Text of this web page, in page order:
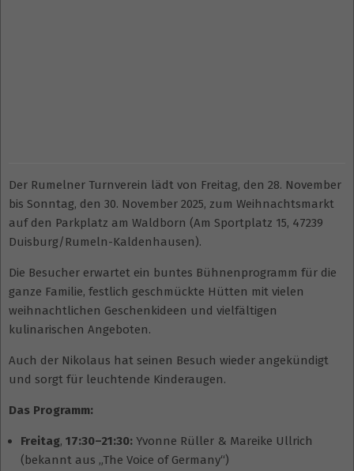
Der Rumelner Turnverein lädt von Freitag, den 28. November
bis Sonntag, den 30. November 2025, zum Weihnachtsmarkt
auf den Parkplatz am Waldborn (Am Sportplatz 15, 47239
Duisburg/Rumeln-Kaldenhausen).
Die Besucher erwartet ein buntes Bühnenprogramm für die
ganze Familie, festlich geschmückte Hütten mit vielen
weihnachtlichen Geschenkideen und vielfältigen
kulinarischen Angeboten.
Auch der Nikolaus hat seinen Besuch wieder angekündigt
und sorgt für leuchtende Kinderaugen.
Das Programm:
Freitag, 17:30–21:30: Yvonne Rüller & Mareike Ullrich
(bekannt aus „The Voice of Germany“)